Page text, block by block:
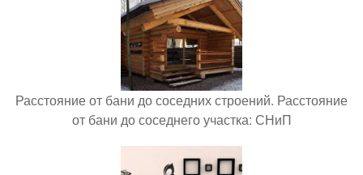
Расстояние от бани до соседних строений. Расстояние
от бани до соседнего участка: СНиП